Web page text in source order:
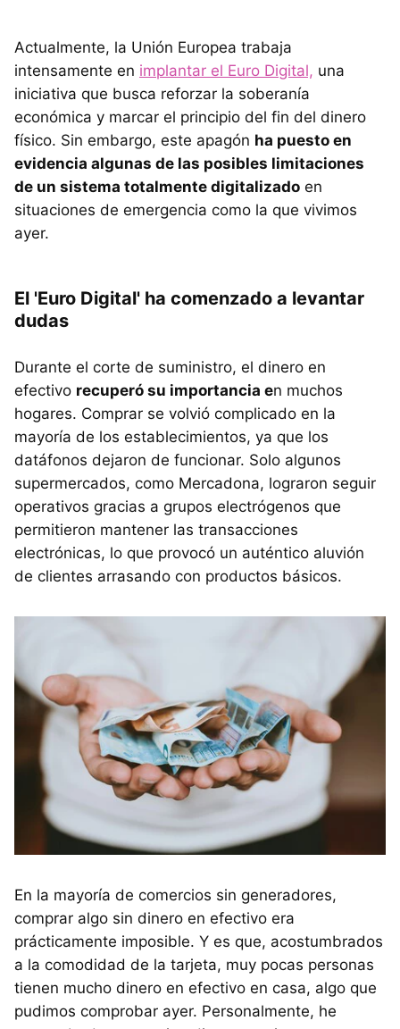
Actualmente, la Unión Europea trabaja
intensamente en implantar el Euro Digital, una
iniciativa que busca reforzar la soberanía
económica y marcar el principio del fin del dinero
físico. Sin embargo, este apagón ha puesto en
evidencia algunas de las posibles limitaciones
de un sistema totalmente digitalizado en
situaciones de emergencia como la que vivimos
ayer.
El 'Euro Digital' ha comenzado a levantar
dudas
Durante el corte de suministro, el dinero en
efectivo recuperó su importancia en muchos
hogares. Comprar se volvió complicado en la
mayoría de los establecimientos, ya que los
datáfonos dejaron de funcionar. Solo algunos
supermercados, como Mercadona, lograron seguir
operativos gracias a grupos electrógenos que
permitieron mantener las transacciones
electrónicas, lo que provocó un auténtico aluvión
de clientes arrasando con productos básicos.
En la mayoría de comercios sin generadores,
comprar algo sin dinero en efectivo era
prácticamente imposible. Y es que, acostumbrados
a la comodidad de la tarjeta, muy pocas personas
tienen mucho dinero en efectivo en casa, algo que
pudimos comprobar ayer. Personalmente, he